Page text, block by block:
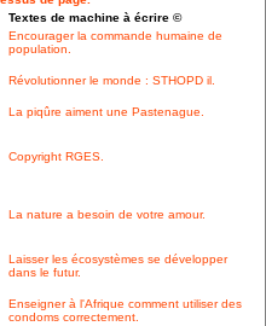
Textes de machine à écrire ©
Encourager la commande humaine de
population.
Révolutionner le monde : STHOPD il.
La piqûre aiment une Pastenague.
Copyright RGES.
La nature a besoin de votre amour.
Laisser les écosystèmes se développer
dans le futur.
Enseigner à l'Afrique comment utiliser des
condoms correctement.